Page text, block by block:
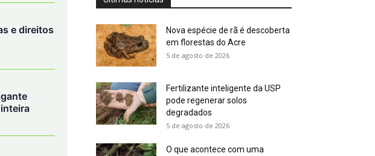
e direitos
Nova espécie de rã é descoberta
em florestas do Acre
5 de agosto de 2026
Fertilizante inteligente da USP
pode regenerar solos
degradados
5 de agosto de 2026
O que acontece com uma